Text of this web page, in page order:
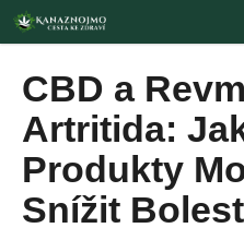
Přejít
na
obsah
CBD a
Artritida:
Produkty
Snížit
K
o
C
o
p
o
t